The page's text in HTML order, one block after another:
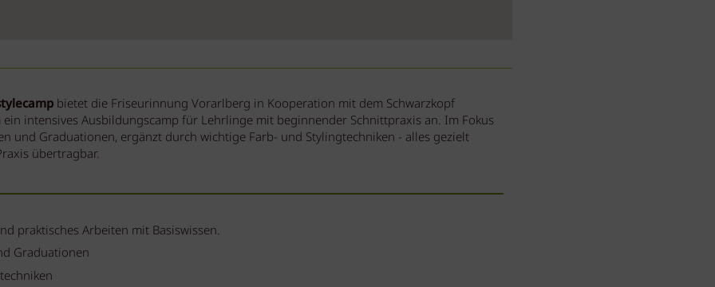
bietet die Friseurinnung Vorarlberg in Kooperation mit dem Schwarzkopf
ein intensives Ausbildungscamp für Lehrlinge mit beginnender Schnittpraxis an. Im Fokus
und Graduationen, ergänzt durch wichtige Farb- und Stylingtechniken - alles gezielt
übertragbar.
praktisches Arbeiten mit Basiswissen.
Graduationen